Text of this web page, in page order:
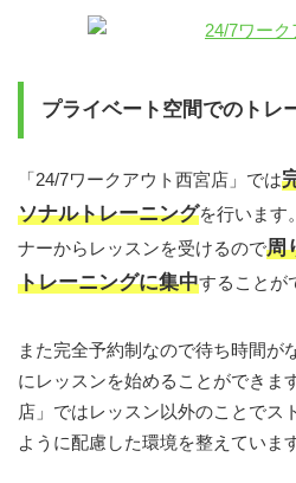
プライベート空間でのトレ
「24/7ワークアウト西宮店」では
ソナルトレーニングを行います
ナーからレッスンを受けるので周
トレーニングに集中することが
また完全予約制なので待ち時間が
にレッスンを始めることができま
店」ではレッスン以外のことでス
ように配慮した環境を整えています